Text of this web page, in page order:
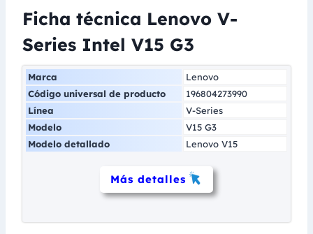
Ficha técnica Lenovo V-
Series Intel V15 G3
Marca
Lenovo
Código universal de producto
196804273990
Línea
V-Series
Modelo
V15 G3
Modelo detallado
Lenovo V15
Más detalles